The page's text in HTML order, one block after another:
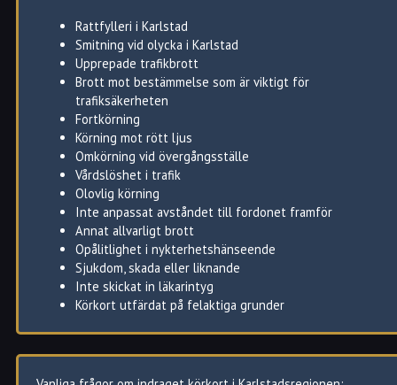
Det senare är ett annat uttryck för det korrekta juridiska
begreppet återkallat körkort.
Rattfylleri i Karlstad
Smitning vid olycka i Karlstad
Upprepade trafikbrott
Brott mot bestämmelse som är viktigt för
trafiksäkerheten
Fortkörning
Körning mot rött ljus
Omkörning vid övergångsställe
Vårdslöshet i trafik
Olovlig körning
Inte anpassat avståndet till fordonet framför
Annat allvarligt brott
Opålitlighet i nykterhetshänseende
Sjukdom, skada eller liknande
Inte skickat in läkarintyg
Körkort utfärdat på felaktiga grunder